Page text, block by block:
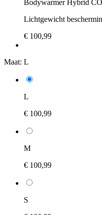
Bodywarmer Hybrid
Lichtgewicht
€ 100,99
Maat: L
L
€ 100,99
M
€ 100,99
S